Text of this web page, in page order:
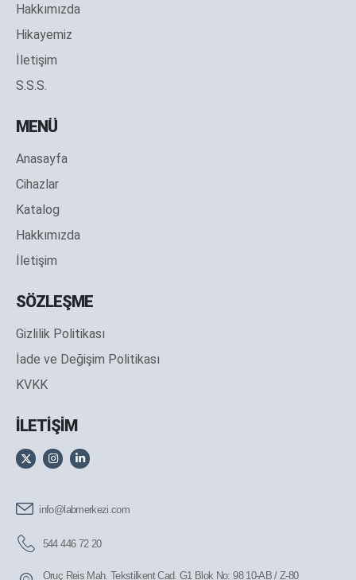
Hakkımızda
Hikayemiz
İletişim
S.S.S.
MENÜ
Anasayfa
Cihazlar
Katalog
Hakkımızda
İletişim
SÖZLEŞME
Gizlilik Politikası
İade ve Değişim Politikası
KVKK
İLETİŞİM
info@labmerkezi.com
544 446 72 20
Oruç Reis Mah. Tekstilkent Cad. G1 Blok No: 98 10-AB / Z-80